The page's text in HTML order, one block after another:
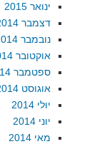
ינואר 2015
דצמבר 2014
נובמבר 2014
אוקטובר 2014
ספטמבר 2014
אוגוסט 2014
יולי 2014
יוני 2014
מאי 2014